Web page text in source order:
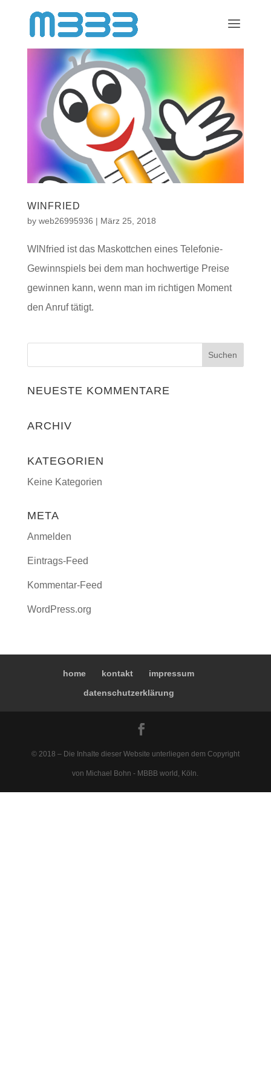
WINFRIED
by web26995936 | März 25, 2018
WINfried ist das Maskottchen eines Telefonie-
Gewinnspiels bei dem man hochwertige Preise
gewinnen kann, wenn man im richtigen Moment
den Anruf tätigt.
NEUESTE KOMMENTARE
ARCHIV
KATEGORIEN
Keine Kategorien
META
Anmelden
Eintrags-Feed
Kommentar-Feed
WordPress.org
home kontakt
impressum
datenschutzerklärung
© 2018 – Die Inhalte dieser Website unterliegen dem Copyright
von Michael Bohn - MBBB world, Köln.